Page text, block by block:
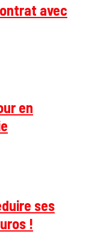
avec
en
ses
!